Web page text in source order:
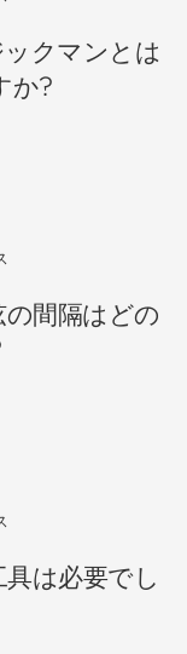
クマンとは
か?
間隔はどの
は必要でし